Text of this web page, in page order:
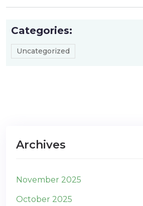
Categories:
Uncategorized
Archives
November 2025
October 2025